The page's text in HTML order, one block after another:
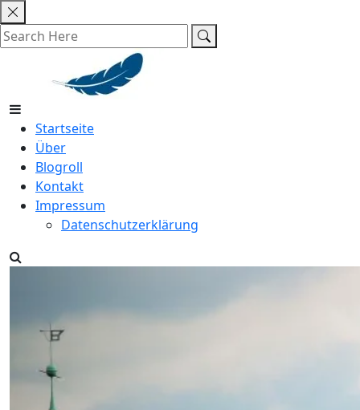
Skip
to
content
Startseite
Über
Blogroll
Kontakt
Impressum
Datenschutzerklärung